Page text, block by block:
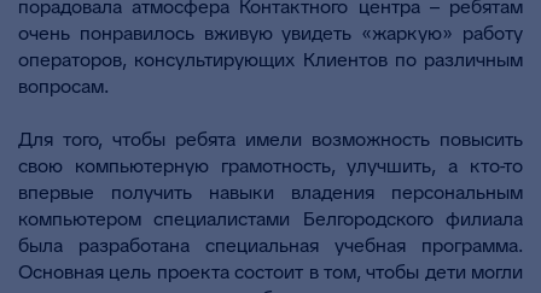
порадовала атмосфера Контактного центра – ребятам
очень понравилось вживую увидеть «жаркую» работу
операторов, консультирующих Клиентов по различным
вопросам.
Для того, чтобы ребята имели возможность повысить
свою компьютерную грамотность, улучшить, а кто-то
впервые получить навыки владения персональным
компьютером специалистами Белгородского филиала
была разработана специальная учебная программа.
Основная цель проекта состоит в том, чтобы дети могли